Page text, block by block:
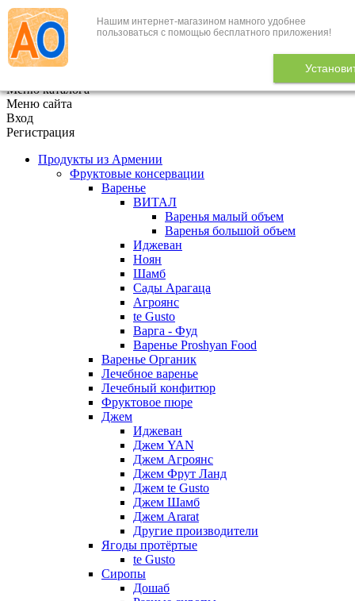
Нашим интернет-магазином намного удобнее
пользоваться с помощью бесплатного приложения!
+7 (495) 646-888-1
В корзине 0
Меню каталога
Меню сайта
Вход
Регистрация
Продукты из Армении
Фруктовые консервации
Варенье
ВИТАЛ
Варенья малый объем
Варенья большой объем
Иджеван
Ноян
Шамб
Сады Арагаца
Агроянс
te Gusto
Варга - Фуд
Варенье Proshyan Food
Варенье Органик
Лечебное варенье
Лечебный конфитюр
Фруктовое пюре
Джем
Иджеван
Джем YAN
Джем Агроянс
Джем Фрут Ланд
Джем te Gusto
Джем Шамб
Джем Ararat
Другие производители
Ягоды протёртые
te Gusto
Сиропы
Дошаб